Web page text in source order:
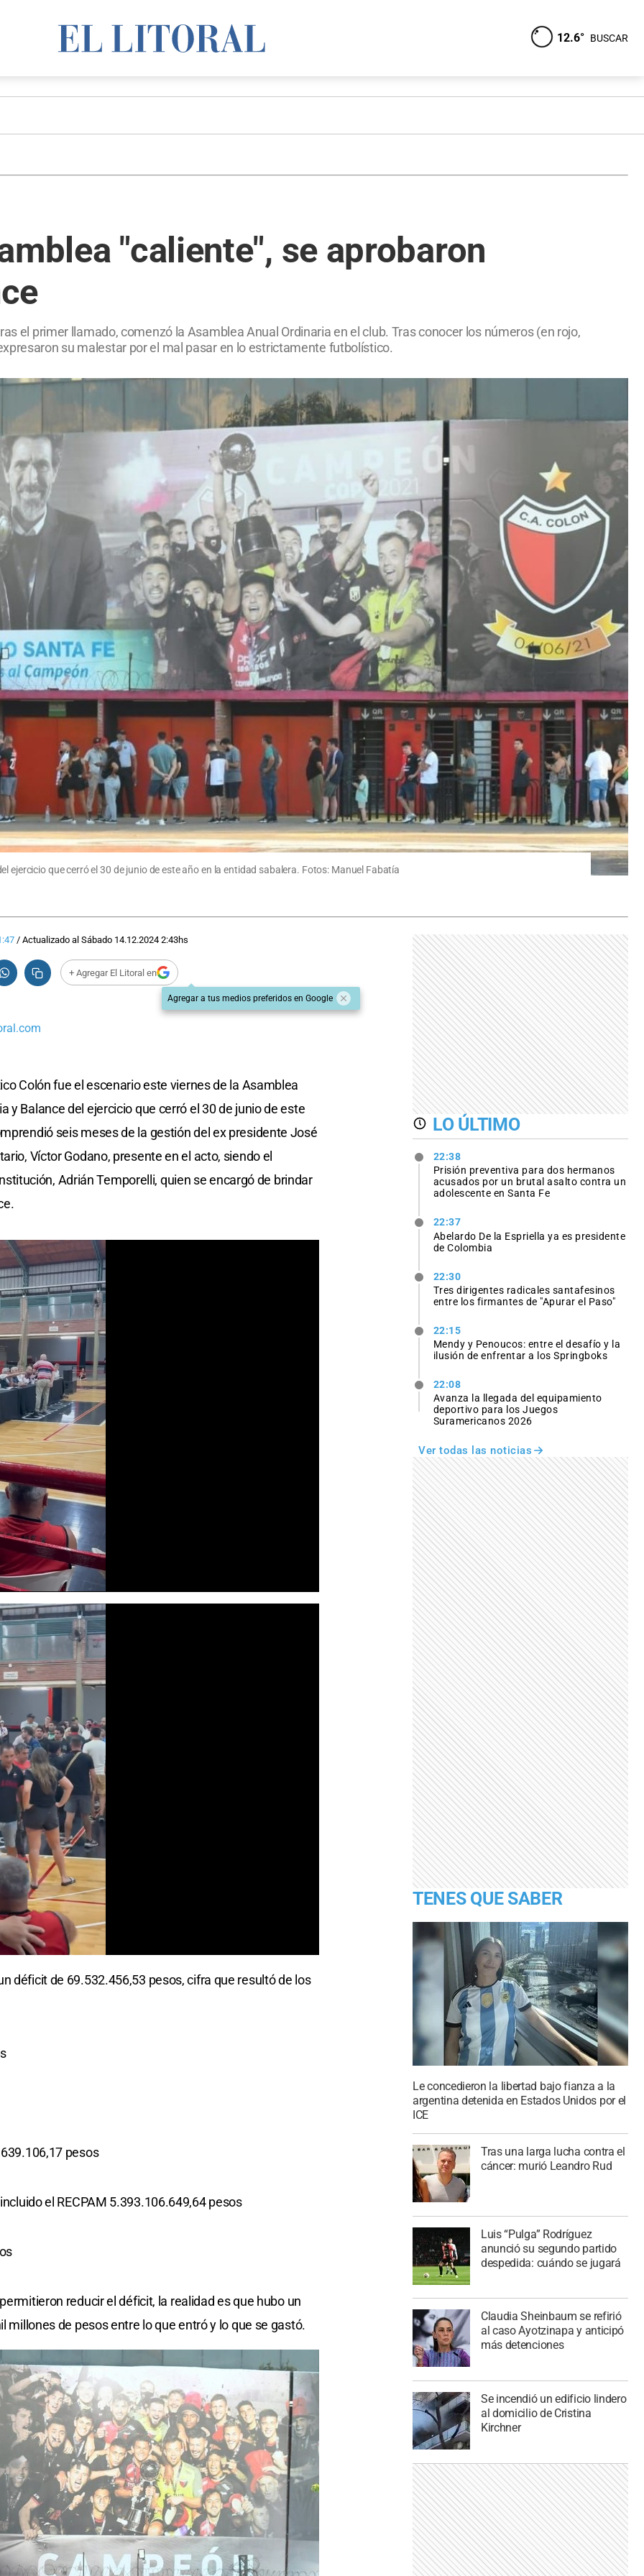
12.6° BUSCAR
"caliente", se aprobaron
el primer llamado, comenzó la Asamblea Anual Ordinaria en el club. Tras conocer los números (en rojo,
su malestar por el mal pasar en lo estrictamente futbolístico.
ejercicio que cerró el 30 de junio de este año en la entidad sabalera. Fotos: Manuel Fabatía
/ Actualizado al Sábado 14.12.2024 2:43hs
+ Agregar El Litoral en
Agregar a tus medios preferidos en Google
Colón fue el escenario este viernes de la Asamblea
y Balance del ejercicio que cerró el 30 de junio de este
seis meses de la gestión del ex presidente José
Víctor Godano, presente en el acto, siendo el
Adrián Temporelli, quien se encargó de brindar
déficit de 69.532.456,53 pesos, cifra que resultó de los
pesos
el RECPAM 5.393.106.649,64 pesos
reducir el déficit, la realidad es que hubo un
millones de pesos entre lo que entró y lo que se gastó.
LO ÚLTIMO
22:38
Prisión preventiva para dos hermanos
acusados por un brutal asalto contra un
adolescente en Santa Fe
22:37
Abelardo De la Espriella ya es presidente
de Colombia
22:30
Tres dirigentes radicales santafesinos
entre los firmantes de "Apurar el Paso"
22:15
Mendy y Penoucos: entre el desafío y la
ilusión de enfrentar a los Springboks
22:08
Avanza la llegada del equipamiento
deportivo para los Juegos
Suramericanos 2026
Ver todas las noticias
TENES QUE SABER
Le concedieron la libertad bajo fianza a la
argentina detenida en Estados Unidos por el
ICE
Tras una larga lucha contra el
cáncer: murió Leandro Rud
Luis “Pulga” Rodríguez
anunció su segundo partido
despedida: cuándo se jugará
Claudia Sheinbaum se refirió
al caso Ayotzinapa y anticipó
más detenciones
Se incendió un edificio lindero
al domicilio de Cristina
Kirchner